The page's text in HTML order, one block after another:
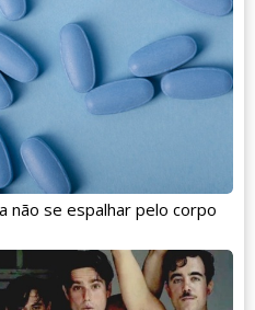
não se espalhar pelo corpo